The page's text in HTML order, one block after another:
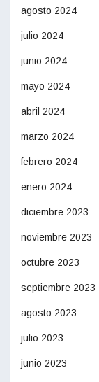
agosto 2024
julio 2024
junio 2024
mayo 2024
abril 2024
marzo 2024
febrero 2024
enero 2024
diciembre 2023
noviembre 2023
octubre 2023
septiembre 2023
agosto 2023
julio 2023
junio 2023